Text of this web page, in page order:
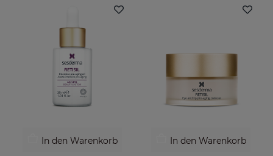
In den Warenkorb In den Warenkorb